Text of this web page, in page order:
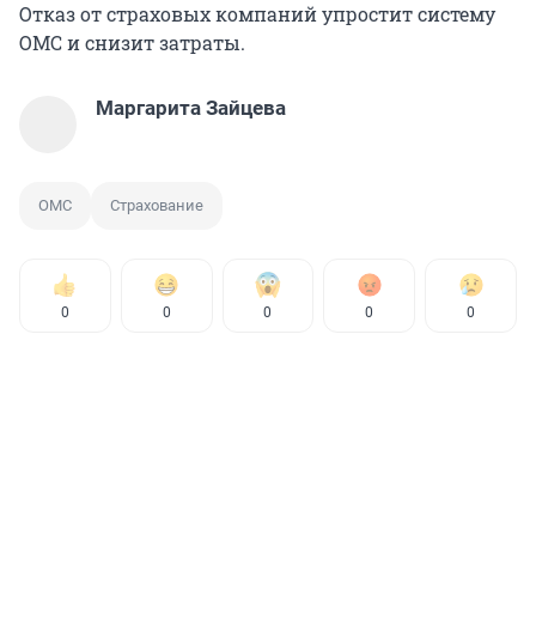
Отказ от страховых компаний упростит систему
ОМС и снизит затраты.
Маргарита Зайцева
ОМС Страхование
0 0 0 0 0